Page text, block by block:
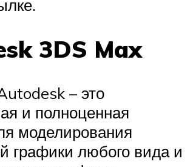
3DS Max
– это
и полноценная
моделирования
графики любого вида и